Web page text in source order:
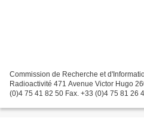
Commission de Recherche et
Radioactivité 471 Avenue Victor Hugo
(0)4 75 41 82 50 Fax. +33 (0)4 75 81 26